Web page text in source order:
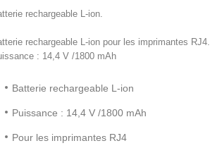
rechargeable L-ion.
rechargeable L-ion pour les imprimantes RJ4.
: 14,4 V /1800 mAh
Batterie rechargeable L-ion
Puissance : 14,4 V /1800 mAh
Pour les imprimantes RJ4